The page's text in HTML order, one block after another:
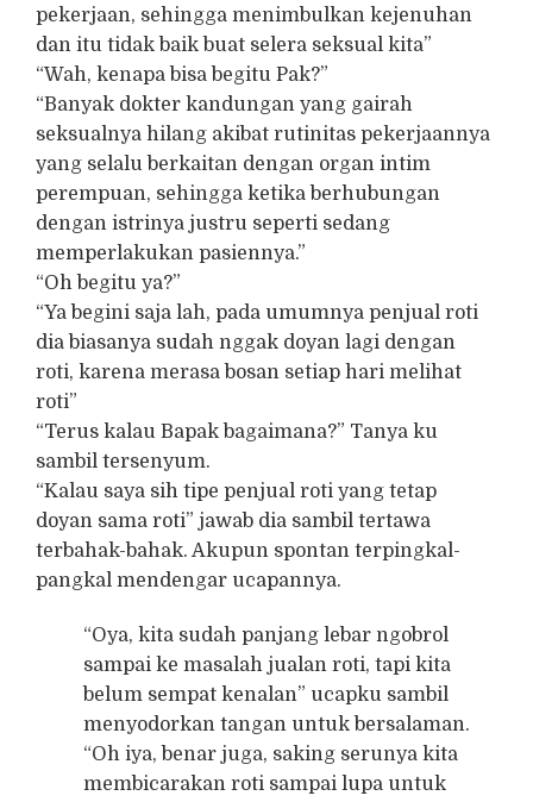
pekerjaan, sehingga menimbulkan kejenuhan
dan itu tidak baik buat selera seksual kita”
“Wah, kenapa bisa begitu Pak?”
“Banyak dokter kandungan yang gairah
seksualnya hilang akibat rutinitas pekerjaannya
yang selalu berkaitan dengan organ intim
perempuan, sehingga ketika berhubungan
dengan istrinya justru seperti sedang
memperlakukan pasiennya.”
“Oh begitu ya?”
“Ya begini saja lah, pada umumnya penjual roti
dia biasanya sudah nggak doyan lagi dengan
roti, karena merasa bosan setiap hari melihat
roti”
“Terus kalau Bapak bagaimana?” Tanya ku
sambil tersenyum.
“Kalau saya sih tipe penjual roti yang tetap
doyan sama roti” jawab dia sambil tertawa
terbahak-bahak. Akupun spontan terpingkal-
pangkal mendengar ucapannya.
“Oya, kita sudah panjang lebar ngobrol
sampai ke masalah jualan roti, tapi kita
belum sempat kenalan” ucapku sambil
menyodorkan tangan untuk bersalaman.
“Oh iya, benar juga, saking serunya kita
membicarakan roti sampai lupa untuk